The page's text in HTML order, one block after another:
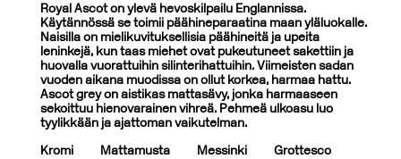
Royal Ascot on ylevä hevoskilpailu Englannissa.
Käytännössä se toimii päähineparaatina maan yläluokalle.
Naisilla on mielikuvituksellisia päähineitä ja upeita
leninkejä, kun taas miehet ovat pukeutuneet sakettiin ja
huovalla vuorattuihin silinterihattuihin. Viimeisten sadan
vuoden aikana muodissa on ollut korkea, harmaa hattu.
Ascot grey on aistikas mattasävy, jonka harmaaseen
sekoittuu hienovarainen vihreä. Pehmeä ulkoasu luo
tyylikkään ja ajattoman vaikutelman.
Kromi
Mattamusta Messinki Grottesco